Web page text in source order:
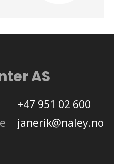
AS
+47 951 02 600
janerik@naley.no